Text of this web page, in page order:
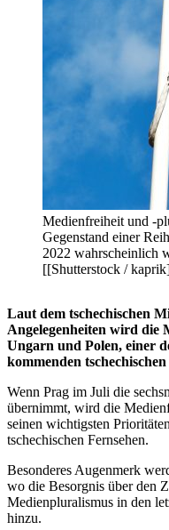
Medienfreiheit und -
Gegenstand einer
2022 wahrscheinlich
[[Shutterstock /
Laut dem tschechischen
Angelegenheiten wird die
Ungarn und Polen, einer
kommenden
Wenn Prag im Juli die
übernimmt, wird die
seinen wichtigsten
tschechischen Fernsehen.
Besonderes Augenmerk
wo die Besorgnis über den
Medienpluralismus in den
hinzu.